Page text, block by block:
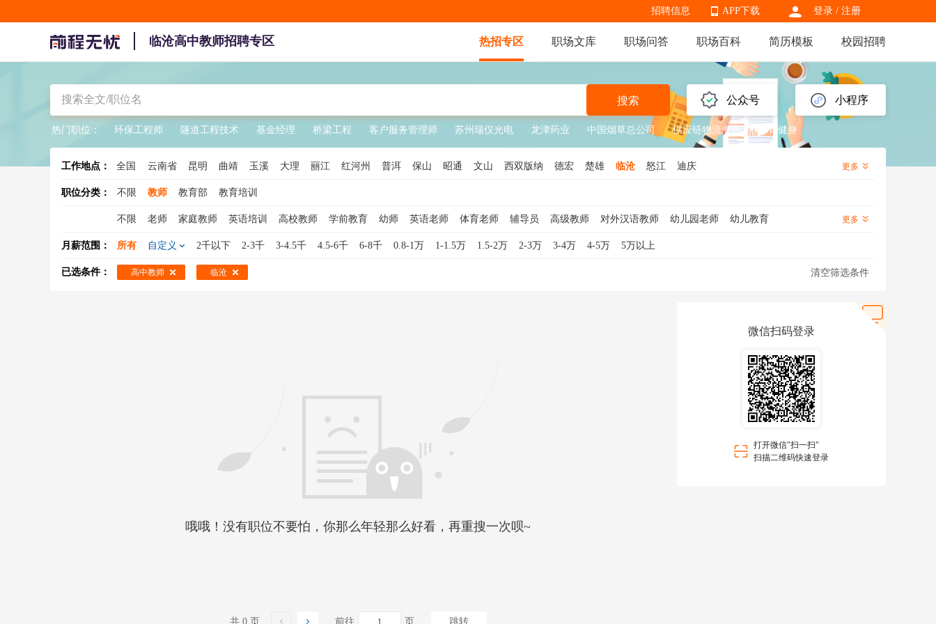
登录 / 注册
APP下载
APP下载
招聘信息
临沧高中教师招聘专区 热招专区 职场文库 职场问答 职场百科 简历模板 校园招聘
公众号 小程序
搜索
热门职位： 环保工程师 隧道工程技术 基金经理 桥梁工程 客户服务管理师 苏州瑞仪光电 龙津药业 中国烟草总公司 供应链物流专员 体育健身
工作地点： 全国 云南省 昆明 曲靖 玉溪 大理 丽江 红河州 普洱 保山 昭通 文山 西双版纳 德宏 楚雄 临沧 怒江 迪庆 更多
职位分类： 不限 教师 教育部 教育培训
不限 老师 家庭教师 英语培训 高校教师 学前教育 幼师 英语老师 体育老师 辅导员 高级教师 对外汉语教师 幼儿园老师
幼儿教育
助教
代课老师 幼儿教师 小学教师 语文老师 生活老师 美术老师 院长 数学老师 日语老师 口译 小学老师
英语教师
体育教师 招生老师
更多
月薪范围： 所有 自定义 2千以下 2-3千 3-4.5千 4.5-6千 6-8千 0.8-1万 1-1.5万 1.5-2万 2-3万 3-4万 4-5万 5万以上
已选条件： 高中教师 临沧 清空筛选条件
哦哦！没有职位不要怕，你那么年轻那么好看，再重搜一次呗~
共 0 页 前往 页 跳转
微信扫码登录
打开微信"扫一扫"
扫描二维码快速登录